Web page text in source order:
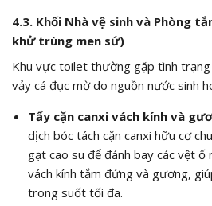
4.3. Khối Nhà vệ sinh và Phòng
khử trùng men sứ)
Khu vực toilet thường gặp tình trạng
vảy cá đục mờ do nguồn nước sinh
Tẩy cặn canxi vách kính và
dịch bóc tách cặn canxi hữu cơ
gạt cao su để đánh bay các vệt
vách kính tắm đứng và gương,
trong suốt tối đa.